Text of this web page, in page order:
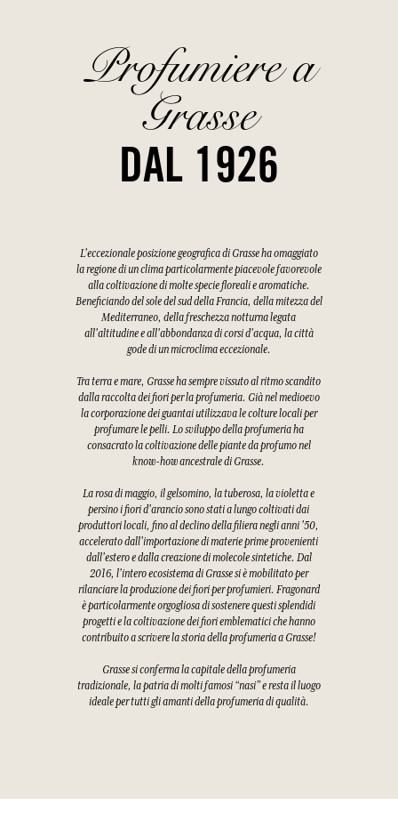
Profumiere a
Grasse
DAL 1926
L'eccezionale posizione geografica di Grasse ha omaggiato
la regione di un clima particolarmente piacevole favorevole
alla coltivazione di molte specie floreali e aromatiche.
Beneficiando del sole del sud della Francia, della mitezza del
Mediterraneo, della freschezza notturna legata
all'altitudine e all'abbondanza di corsi d'acqua, la città
gode di un microclima eccezionale.
Tra terra e mare, Grasse ha sempre vissuto al ritmo scandito
dalla raccolta dei fiori per la profumeria. Già nel medioevo
la corporazione dei guantai utilizzava le colture locali per
profumare le pelli. Lo sviluppo della profumeria ha
consacrato la coltivazione delle piante da profumo nel
know-how ancestrale di Grasse.
La rosa di maggio, il gelsomino, la tuberosa, la violetta e
persino i fiori d'arancio sono stati a lungo coltivati dai
produttori locali, fino al declino della filiera negli anni '50,
accelerato dall'importazione di materie prime provenienti
dall'estero e dalla creazione di molecole sintetiche. Dal
2016, l'intero ecosistema di Grasse si è mobilitato per
rilanciare la produzione dei fiori per profumieri. Fragonard
è particolarmente orgogliosa di sostenere questi splendidi
progetti e la coltivazione dei fiori emblematici che hanno
contribuito a scrivere la storia della profumeria a Grasse!
Grasse si conferma la capitale della profumeria
tradizionale, la patria di molti famosi “nasi” e resta il luogo
ideale per tutti gli amanti della profumeria di qualità.